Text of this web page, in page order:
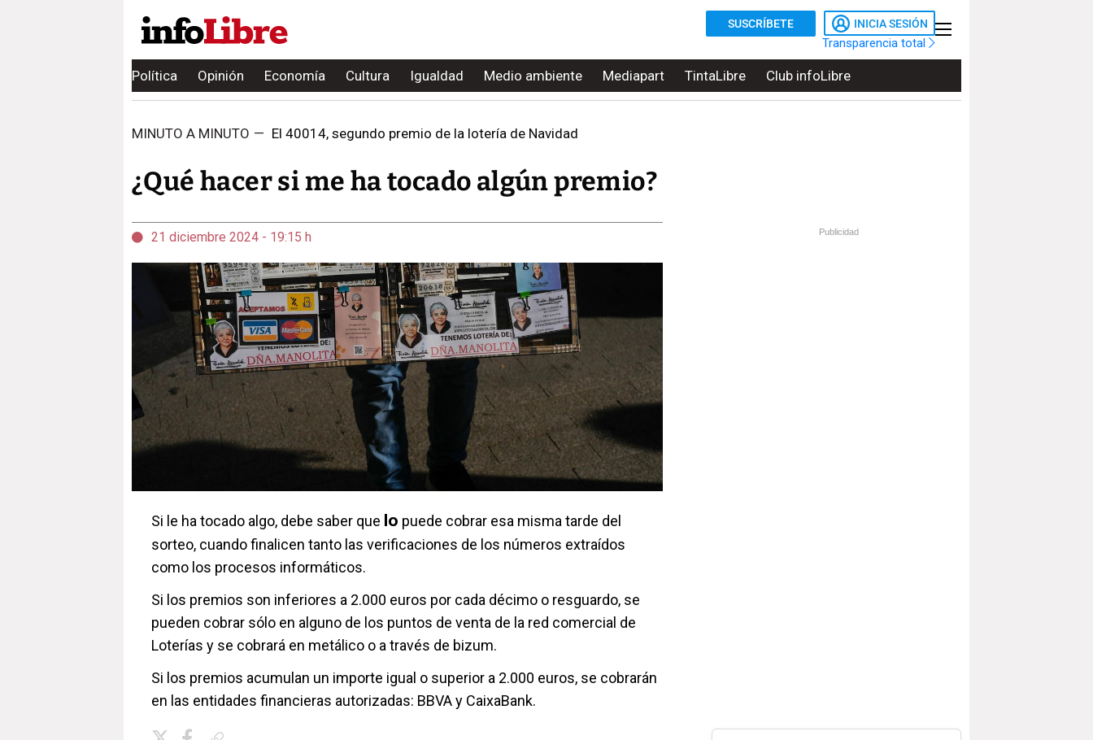
SUSCRÍBETE INICIA SESIÓN
Transparencia total
Política Opinión Economía Cultura Igualdad Medio ambiente Mediapart TintaLibre Club infoLibre
MINUTO A MINUTO — El 40014, segundo premio de la lotería de Navidad
¿Qué hacer si me ha tocado algún premio?
21 diciembre 2024 - 19:15 h
Si le ha tocado algo, debe saber que lo puede cobrar esa misma tarde del
sorteo, cuando finalicen tanto las verificaciones de los números extraídos
como los procesos informáticos.
Si los premios son inferiores a 2.000 euros por cada décimo o resguardo, se
pueden cobrar sólo en alguno de los puntos de venta de la red comercial de
Loterías y se cobrará en metálico o a través de bizum.
Si los premios acumulan un importe igual o superior a 2.000 euros, se cobrarán
en las entidades financieras autorizadas: BBVA y CaixaBank.
Publicidad